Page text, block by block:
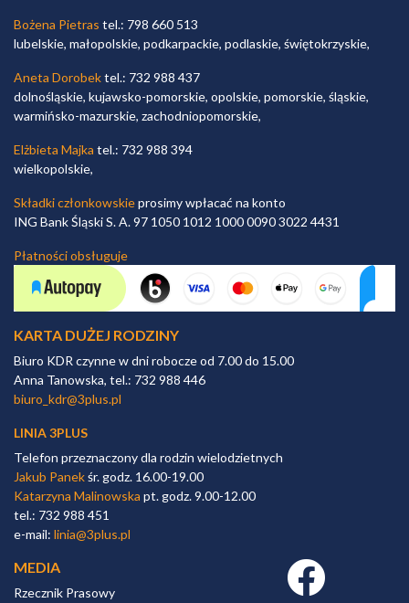
Bożena Pietras tel.: 798 660 513
lubelskie, małopolskie, podkarpackie, podlaskie, świętokrzyskie,
Aneta Dorobektel.: 732 988 437
dolnośląskie, kujawsko-pomorskie, opolskie, pomorskie, śląskie,
warmińsko-mazurskie, zachodniopomorskie,
Elżbieta Majka tel.: 732 988 394
wielkopolskie,
Składki członkowskieprosimy wpłacać na konto
ING Bank Śląski S. A. 97 1050 1012 1000 0090 3022 4431
Płatności obsługuje
KARTA DUŻEJ RODZINY
Biuro KDR czynne w dni robocze od 7.00 do 15.00
Anna Tanowska, tel.: 732 988 446
biuro_kdr@3plus.pl
LINIA 3PLUS
Telefon przeznaczony dla rodzin wielodzietnych
Jakub Panekśr. godz. 16.00-19.00
Katarzyna Malinowska pt. godz. 9.00-12.00
tel.: 732 988 451
e-mail: linia@3plus.pl
MEDIA
Rzecznik Prasowy
Facebook link